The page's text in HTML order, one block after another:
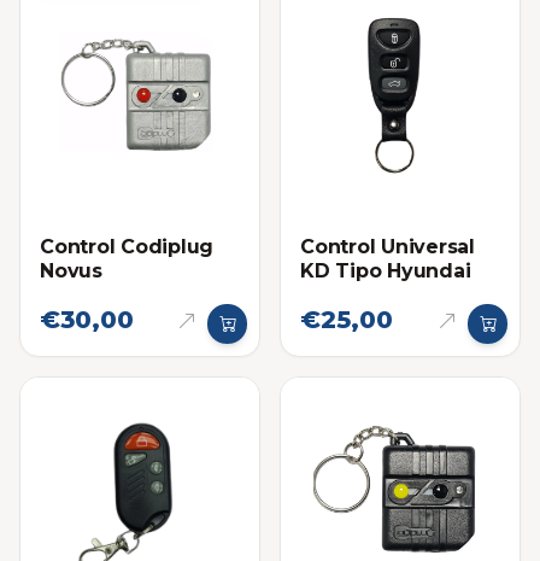
Control Codiplug
Novus
€30,00
Control Universal
KD Tipo Hyundai
€25,00